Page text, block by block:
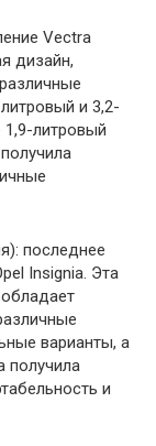
Vectra
дизайн,
и 3,2-
литровый
последнее
Insignia. Эта
варианты, а
получила
и